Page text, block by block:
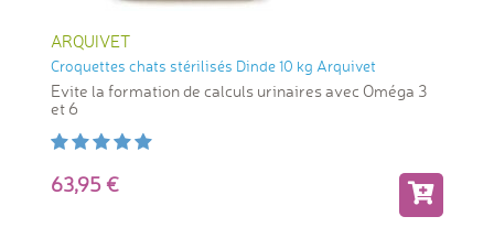
ARQUIVET
Croquettes chats stérilisés Dinde 10 kg Arquivet
Evite la formation de calculs urinaires avec Oméga 3
et 6
63,95